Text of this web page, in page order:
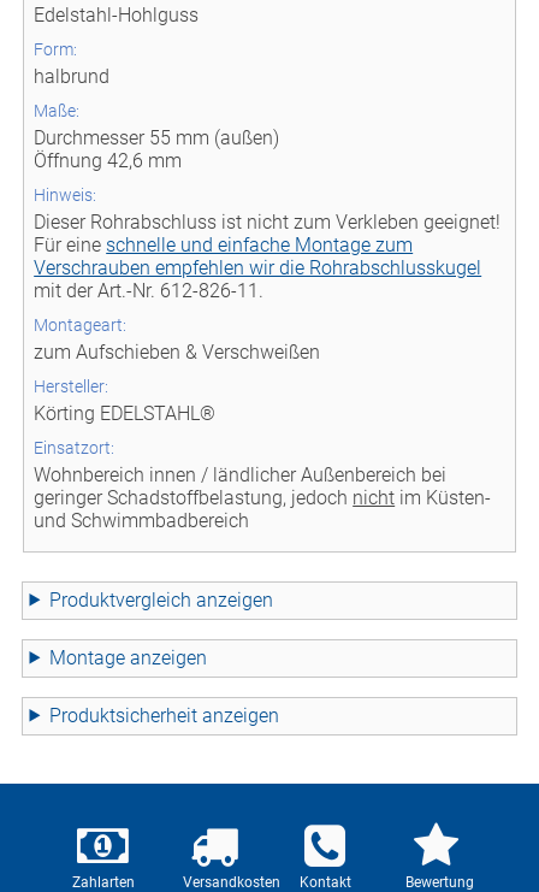
Edelstahl-Hohlguss
Form:
halbrund
Maße:
Durchmesser 55 mm (außen)
Öffnung 42,6 mm
Hinweis:
Dieser Rohrabschluss ist nicht zum Verkleben geeignet!
Für eine schnelle und einfache Montage zum
Verschrauben empfehlen wir die Rohrabschlusskugel
mit der Art.-Nr. 612-826-11.
Montageart:
zum Aufschieben & Verschweißen
Hersteller:
Körting EDELSTAHL®
Einsatzort:
Wohnbereich innen / ländlicher Außenbereich bei
geringer Schadstoffbelastung, jedoch nicht im Küsten-
und Schwimmbadbereich
Produktvergleich
Montage
Produktsicherheit
Zahlarten Versandkosten Kontakt Bewertung